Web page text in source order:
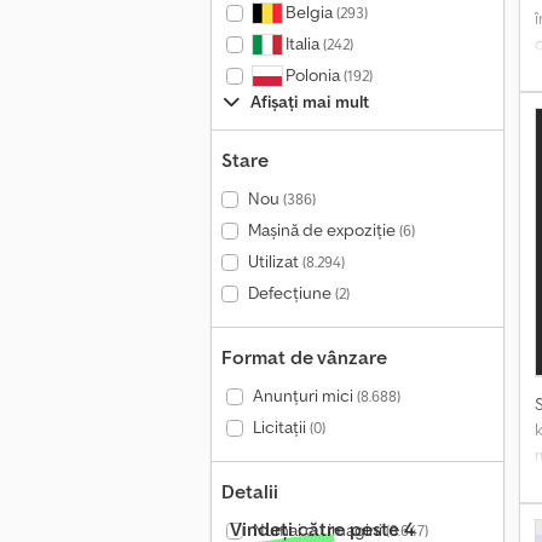
Belgia(293)
Italia(242)
Polonia(192)
Afișați mai mult
Stare
Nou (386)
Mașină de expoziție(6)
Utilizat(8.294)
Defecțiune(2)
Format de vânzare
Anunțuri mici(8.688)
Licitații(0)
Detalii
Numai cu imagini(8.647)
Vindeți către peste 4